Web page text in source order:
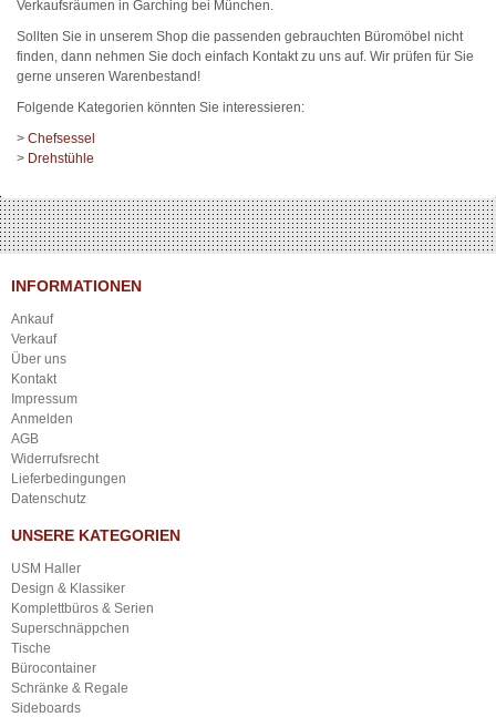
Verkaufsräumen in Garching bei München.
Sollten Sie in unserem Shop die passenden gebrauchten Büromöbel nicht
finden, dann nehmen Sie doch einfach Kontakt zu uns auf. Wir prüfen für Sie
gerne unseren Warenbestand!
Folgende Kategorien könnten Sie interessieren:
> Chefsessel
> Drehstühle
INFORMATIONEN
Ankauf
Verkauf
Über uns
Kontakt
Impressum
Anmelden
AGB
Widerrufsrecht
Lieferbedingungen
Datenschutz
UNSERE KATEGORIEN
USM Haller
Design & Klassiker
Komplettbüros & Serien
Superschnäppchen
Tische
Bürocontainer
Schränke & Regale
Sideboards